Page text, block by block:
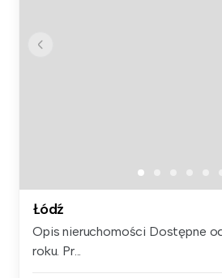
Łódź
Opis nieruchomości Dostępne
roku. Pr...